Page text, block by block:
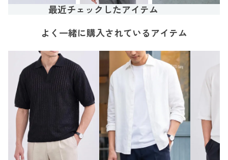
最近チェックしたアイテム
よく一緒に購入されているアイテム